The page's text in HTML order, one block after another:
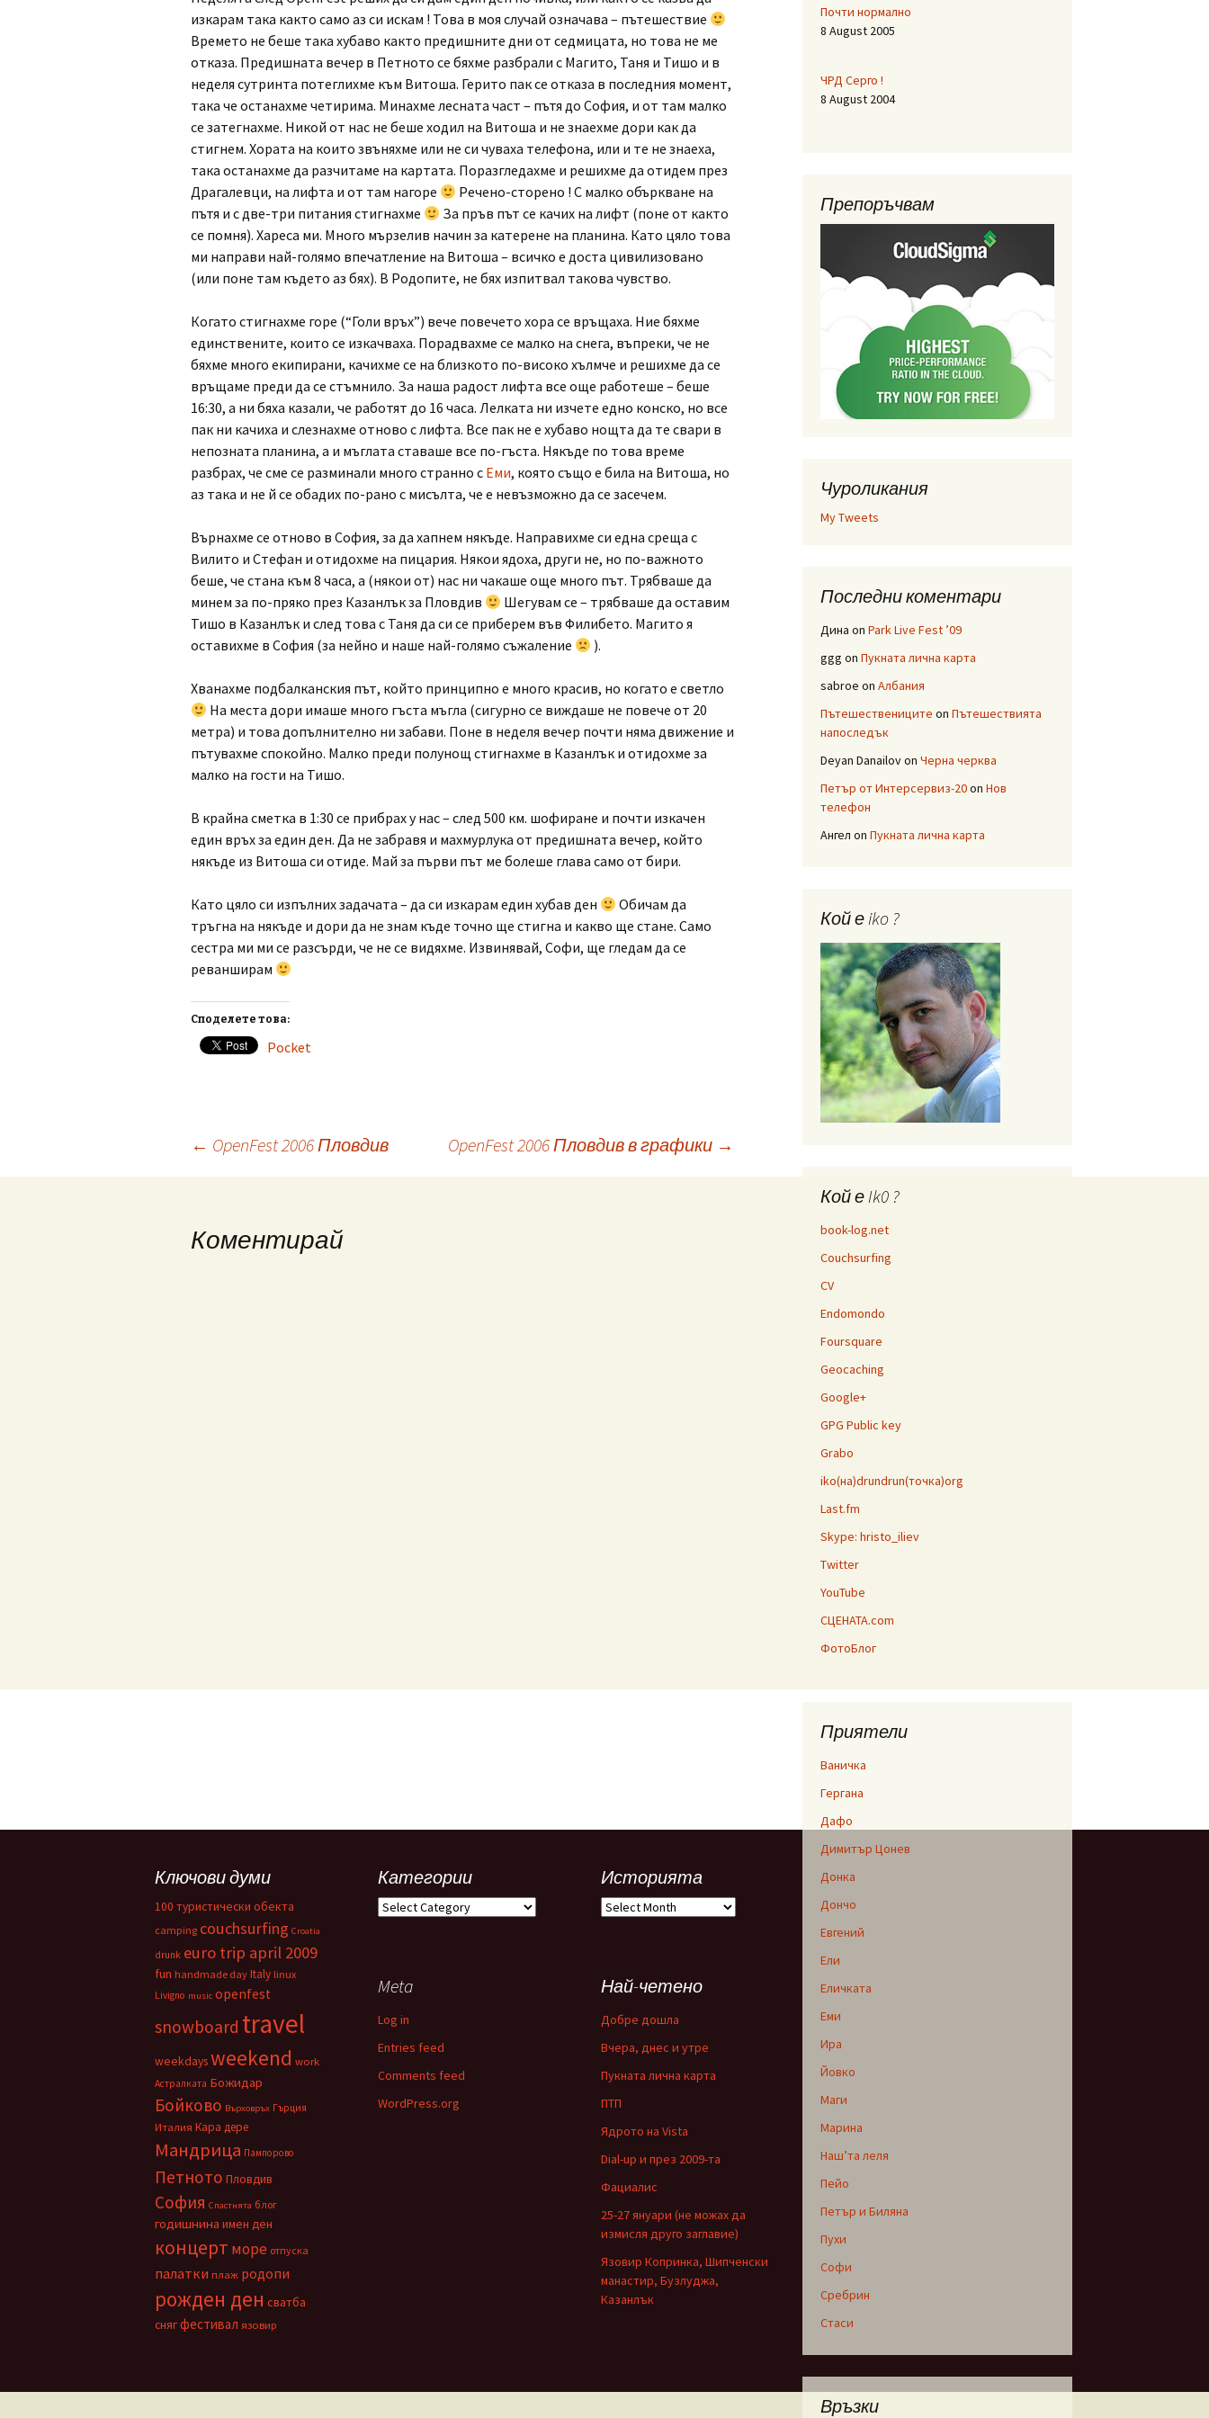
изкарам така както само аз си искам ! Това в моя случай означава – пътешествие
Времето не беше така хубаво както предишните дни от седмицата, но това не ме
отказа. Предишната вечер в Петното се бяхме разбрали с Магито, Таня и Тишо и в
неделя сутринта потеглихме към Витоша. Герито пак се отказа в последния момент,
така че останахме четирима. Минахме лесната част – пътя до София, и от там малко
се затегнахме. Никой от нас не беше ходил на Витоша и не знаехме дори как да
стигнем. Хората на които звъняхме или не си чуваха телефона, или и те не знаеха,
така останахме да разчитаме на картата. Поразгледахме и решихме да отидем през
Драгалевци, на лифта и от там нагоре
Речено-сторено ! С малко объркване на
пътя и с две-три питания стигнахме
За пръв път се качих на лифт (поне от както
се помня). Хареса ми. Много мързелив начин за катерене на планина. Като цяло това
ми направи най-голямо впечатление на Витоша – всичко е доста цивилизовано
(или поне там където аз бях). В Родопите, не бях изпитвал такова чувство.
Когато стигнахме горе (“Голи връх”) вече повечето хора се връщаха. Ние бяхме
единствените, които се изкачваха. Порадвахме се малко на снега, въпреки, че не
бяхме много екипирани, качихме се на близкото по-високо хълмче и решихме да се
връщаме преди да се стъмнило. За наша радост лифта все още работеше – беше
16:30, а ни бяха казали, че работят до 16 часа. Лелката ни изчете едно конско, но все
пак ни качиха и слезнахме отново с лифта. Все пак не е хубаво нощта да те свари в
непозната планина, а и мъглата ставаше все по-гъста. Някъде по това време
разбрах, че сме се разминали много странно с Еми, която също е била на Витоша, но
аз така и не й се обадих по-рано с мисълта, че е невъзможно да се засечем.
Върнахме се отново в София, за да хапнем някъде. Направихме си една среща с
Вилито и Стефан и отидохме на пицария. Някои ядоха, други не, но по-важното
беше, че стана към 8 часа, а (някои от) нас ни чакаше още много път. Трябваше да
минем за по-пряко през Казанлък за Пловдив
Шегувам се – трябваше да оставим
Тишо в Казанлък и след това с Таня да си се приберем във Филибето. Магито я
оставихме в София (за нейно и наше най-голямо съжаление
).
Хванахме подбалканския път, който принципно е много красив, но когато е светло
На места дори имаше много гъста мъгла (сигурно се виждаше не повече от 20
метра) и това допълнително ни забави. Поне в неделя вечер почти няма движение и
пътувахме спокойно. Малко преди полунощ стигнахме в Казанлък и отидохме за
малко на гости на Тишо.
В крайна сметка в 1:30 се прибрах у нас – след 500 км. шофиране и почти изкачен
един връх за един ден. Да не забравя и махмурлука от предишната вечер, който
някъде из Витоша си отиде. Май за първи път ме болеше глава само от бири.
Като цяло си изпълних задачата – да си изкарам един хубав ден
Обичам да
тръгна на някъде и дори да не знам къде точно ще стигна и какво ще стане. Само
сестра ми ми се разсърди, че не се видяхме. Извинявай, Софи, ще гледам да се
реванширам
Споделете това:
Pocket
← OpenFest 2006 Пловдив OpenFest 2006 Пловдив в графики →
Коментирай
Почти нормално
8 August 2005
ЧРД Серго !
8 August 2004
Препоръчвам
Чуроликания
My Tweets
Последни коментари
Дина on Park Live Fest ’09
ggg on Пукната лична карта
sabroe on Албания
Пътешествениците on Пътешествията
напоследък
Deyan Danailovon Черна черква
Петър от Интерсервиз-20on Нов
телефон
Ангел on Пукната лична карта
Кой е iko ?
Кой е Ik0 ?
book-log.net
Couchsurfing
CV
Endomondo
Foursquare
Geocaching
Google+
GPG Public key
Grabo
iko(на)drundrun(точка)org
Last.fm
Skype: hristo_iliev
Twitter
YouTube
СЦЕНАТА.com
ФотоБлог
Приятели
Ваничка
Гергана
Дафо
Димитър Цонев
Донка
Дончо
Евгений
Ели
Еличката
Еми
Ира
Йовко
Маги
Марина
Наш’та леля
Пейо
Петър и Биляна
Пухи
Софи
Сребрин
Стаси
Връзки
Ключови думи
100 туристически обекта
camping couchsurfing Croatia
drunk euro trip april 2009
fun handmade day Italy linux
Livigno music openfest
snowboard travel
weekdaysweekend work
Астралката Божидар
Бойково Върховръх Гърция
Италия Кара дере
Мандрица Пампорово
Петното Пловдив
София Спастнята блог
годишнина имен ден
концерт море отпуска
палатки плаж родопи
рожден ден сватба
снягфестивал язовир
Категории
Категории
Историята
Историята
Meta
Log in
Entries feed
Comments feed
WordPress.org
Най-четено
Добре дошла
Вчера, днес и утре
Пукната лична карта
ПТП
Ядрото на Vista
Dial-up и през 2009-та
Фациалис
25-27 януари (не можах да
измисля друго заглавие)
Язовир Копринка, Шипченски
манастир, Бузлуджа,
Казанлък